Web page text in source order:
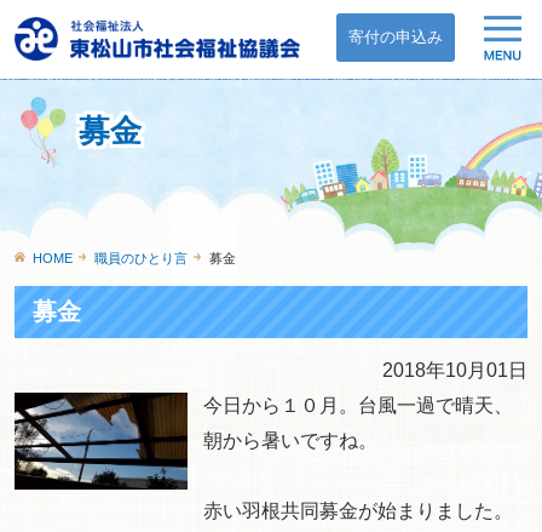
寄付の申込み
募金
HOME 職員のひとり言 募金
募金
2018年10月01日
今日から１０月。台風一過で晴天、
朝から暑いですね。
赤い羽根共同募金が始まりました。